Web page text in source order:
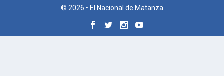
© 2026 • El Nacional de Matanza